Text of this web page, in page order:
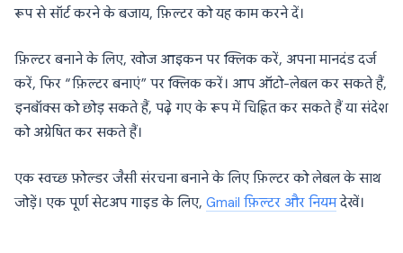
रूप से सॉर्ट करने के बजाय, फ़िल्टर को यह काम करने दें।
फ़िल्टर बनाने के लिए, खोज आइकन पर क्लिक करें, अपना मानदंड दर्ज
करें, फिर “फ़िल्टर बनाएं” पर क्लिक करें। आप ऑटो-लेबल कर सकते हैं,
इनबॉक्स को छोड़ सकते हैं, पढ़े गए के रूप में चिह्नित कर सकते हैं या संदेश
को अग्रेषित कर सकते हैं।
एक स्वच्छ फ़ोल्डर जैसी संरचना बनाने के लिए फ़िल्टर को लेबल के साथ
जोड़ें। एक पूर्ण सेटअप गाइड के लिए, Gmail फ़िल्टर और नियमदेखें।